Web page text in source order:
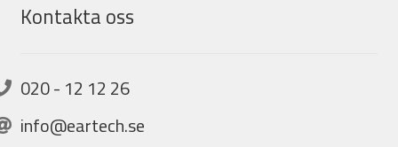
Kontakta oss
020 - 12 12 26
info@eartech.se